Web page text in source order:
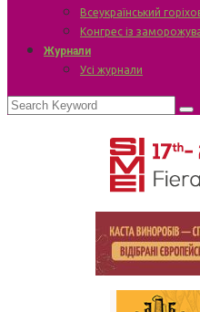
Всеукраїнський
Конгрес із
Журнали
Усі журнали